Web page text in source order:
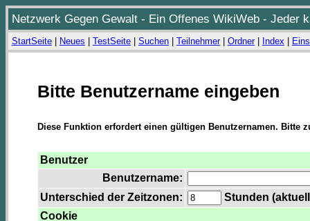
Netzwerk Gegen Gewalt - Ein Offenes WikiWeb - Jeder
StartSeite Neues TestSeite Suchen Teilnehmer| Ordner| Index
Bitte Benutzername eingeben
Diese Funktion erfordert einen gültigen Benutzernamen. Bitte
Benutzer
Benutzername:
Unterschied der Zeitzonen:
Stunden
Cookie